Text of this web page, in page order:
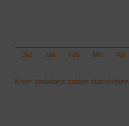
Meer Vodafone pakket statistieken